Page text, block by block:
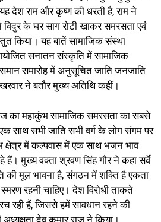
देश राम और कृष्ण की धरती है, राम ने
के घर साग रोटी खाकर समरसता एवं
किया। यह बातें सामाजिक संस्था
आयोजित सनातन संस्कृति में सामाजिक
समारोह में अनुसूचित जाति जनजाति
ने बतौर मुख्य अतिथि कहीं।
का महाकुंभ सामाजिक समरसता का सबसे
साथ सभी जाति सभी वर्ग के लोग संगम पर
में कल्पवास में एक साथ भजन भाव
मुख्य वक्ता श्रवण सिंह गौर ने कहा सर्वे
मूल भावना है, संगठन में शक्ति है एकता
रहनी चाहिए। देश विरोधी ताकते
रही हैं, जिससे हमें सावधान रहने की
देव कुमार राजू ने किया।